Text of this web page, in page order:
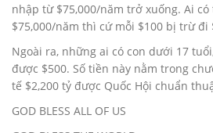
nhập từ $75,000/năm trở xuống. Ai
$75,000/năm thì cứ mỗi $100 bị trừ đi
Ngoài ra, những ai có con dưới 17
được $500. Số tiền này nằm trong
tế $2,200 tỷ được Quốc Hội chuẩn
GOD BLESS ALL OF US